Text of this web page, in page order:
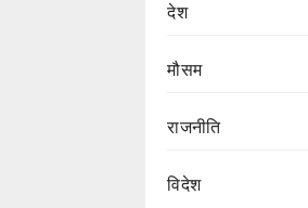
देश
मौसम
राजनीति
विदेश